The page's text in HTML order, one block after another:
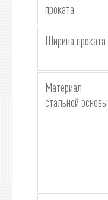
проката
Ширина проката
Материал
стальной основы